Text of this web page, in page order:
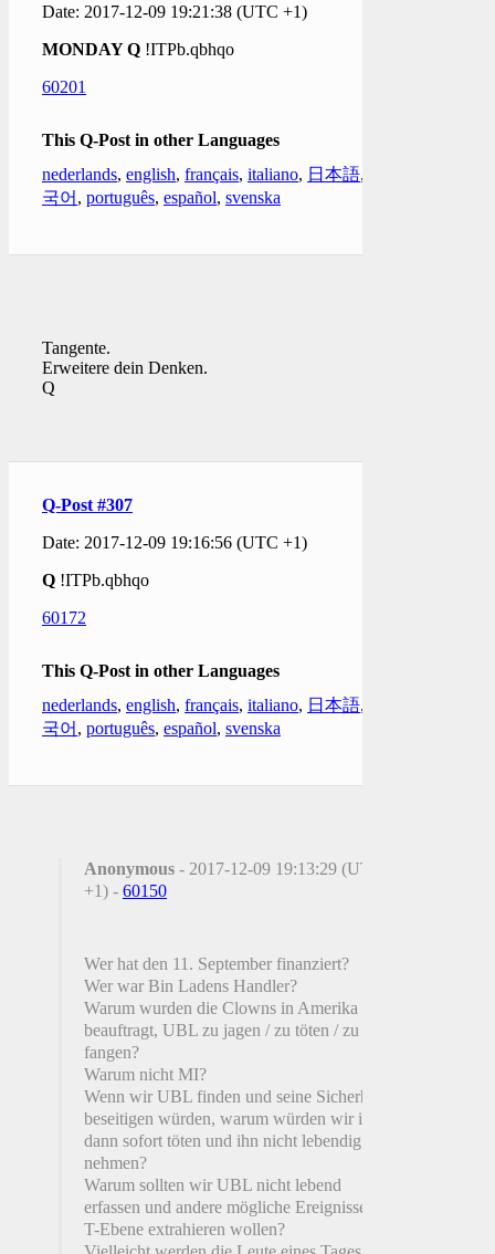
Date: 2017-12-09 19:21:38 (UTC +1)
MONDAY Q !ITPb.qbhqo
60201
This Q-Post in other Languages
nederlands, english, français, italiano, 日本語,
국어 , português, español, svenska
Tangente.
Erweitere dein Denken.
Q
Q-Post #307
Date: 2017-12-09 19:16:56 (UTC +1)
Q !ITPb.qbhqo
60172
This Q-Post in other Languages
nederlands, english, français, italiano, 日本語,
국어 , português, español, svenska
Anonymous - 2017-12-09 19:13:29 (UTC
+1) - 60150
Wer hat den 11. September finanziert?
Wer war Bin Ladens Handler?
Warum wurden die Clowns in Amerika
beauftragt, UBL zu jagen / zu töten / zu
fangen?
Warum nicht MI?
Wenn wir UBL finden und seine Sicherheit
beseitigen würden, warum würden wir ihn
dann sofort töten und ihn nicht lebendig
nehmen?
Warum sollten wir UBL nicht lebend
erfassen und andere mögliche Ereignisse auf
T-Ebene extrahieren wollen?